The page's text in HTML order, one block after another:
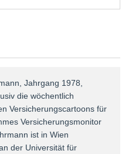
Jahrgang 1978,
die wöchentlich
Versicherungscartoons für
Versicherungsmonitor
ist in Wien
der Universität für